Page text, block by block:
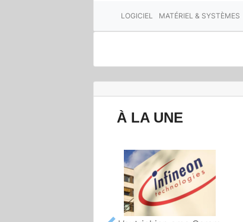
LOGICIEL MATÉRIEL & SYSTÈMES
À LA UNE